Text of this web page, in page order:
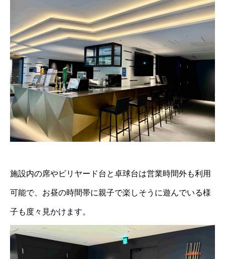
施設内の席やビリヤード台と卓球台は営業時間外も利用
可能で、お昼の時間帯に親子で楽しそうに遊んでいる様
子も度々見かけます。